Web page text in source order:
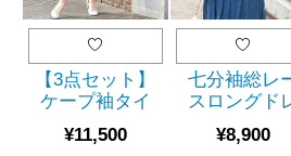
【3点セット】
ケープ袖タイ
トドレス
（SET2035）
¥11,500
七分袖総レ
スロングド
ス(ブルー)
¥8,900